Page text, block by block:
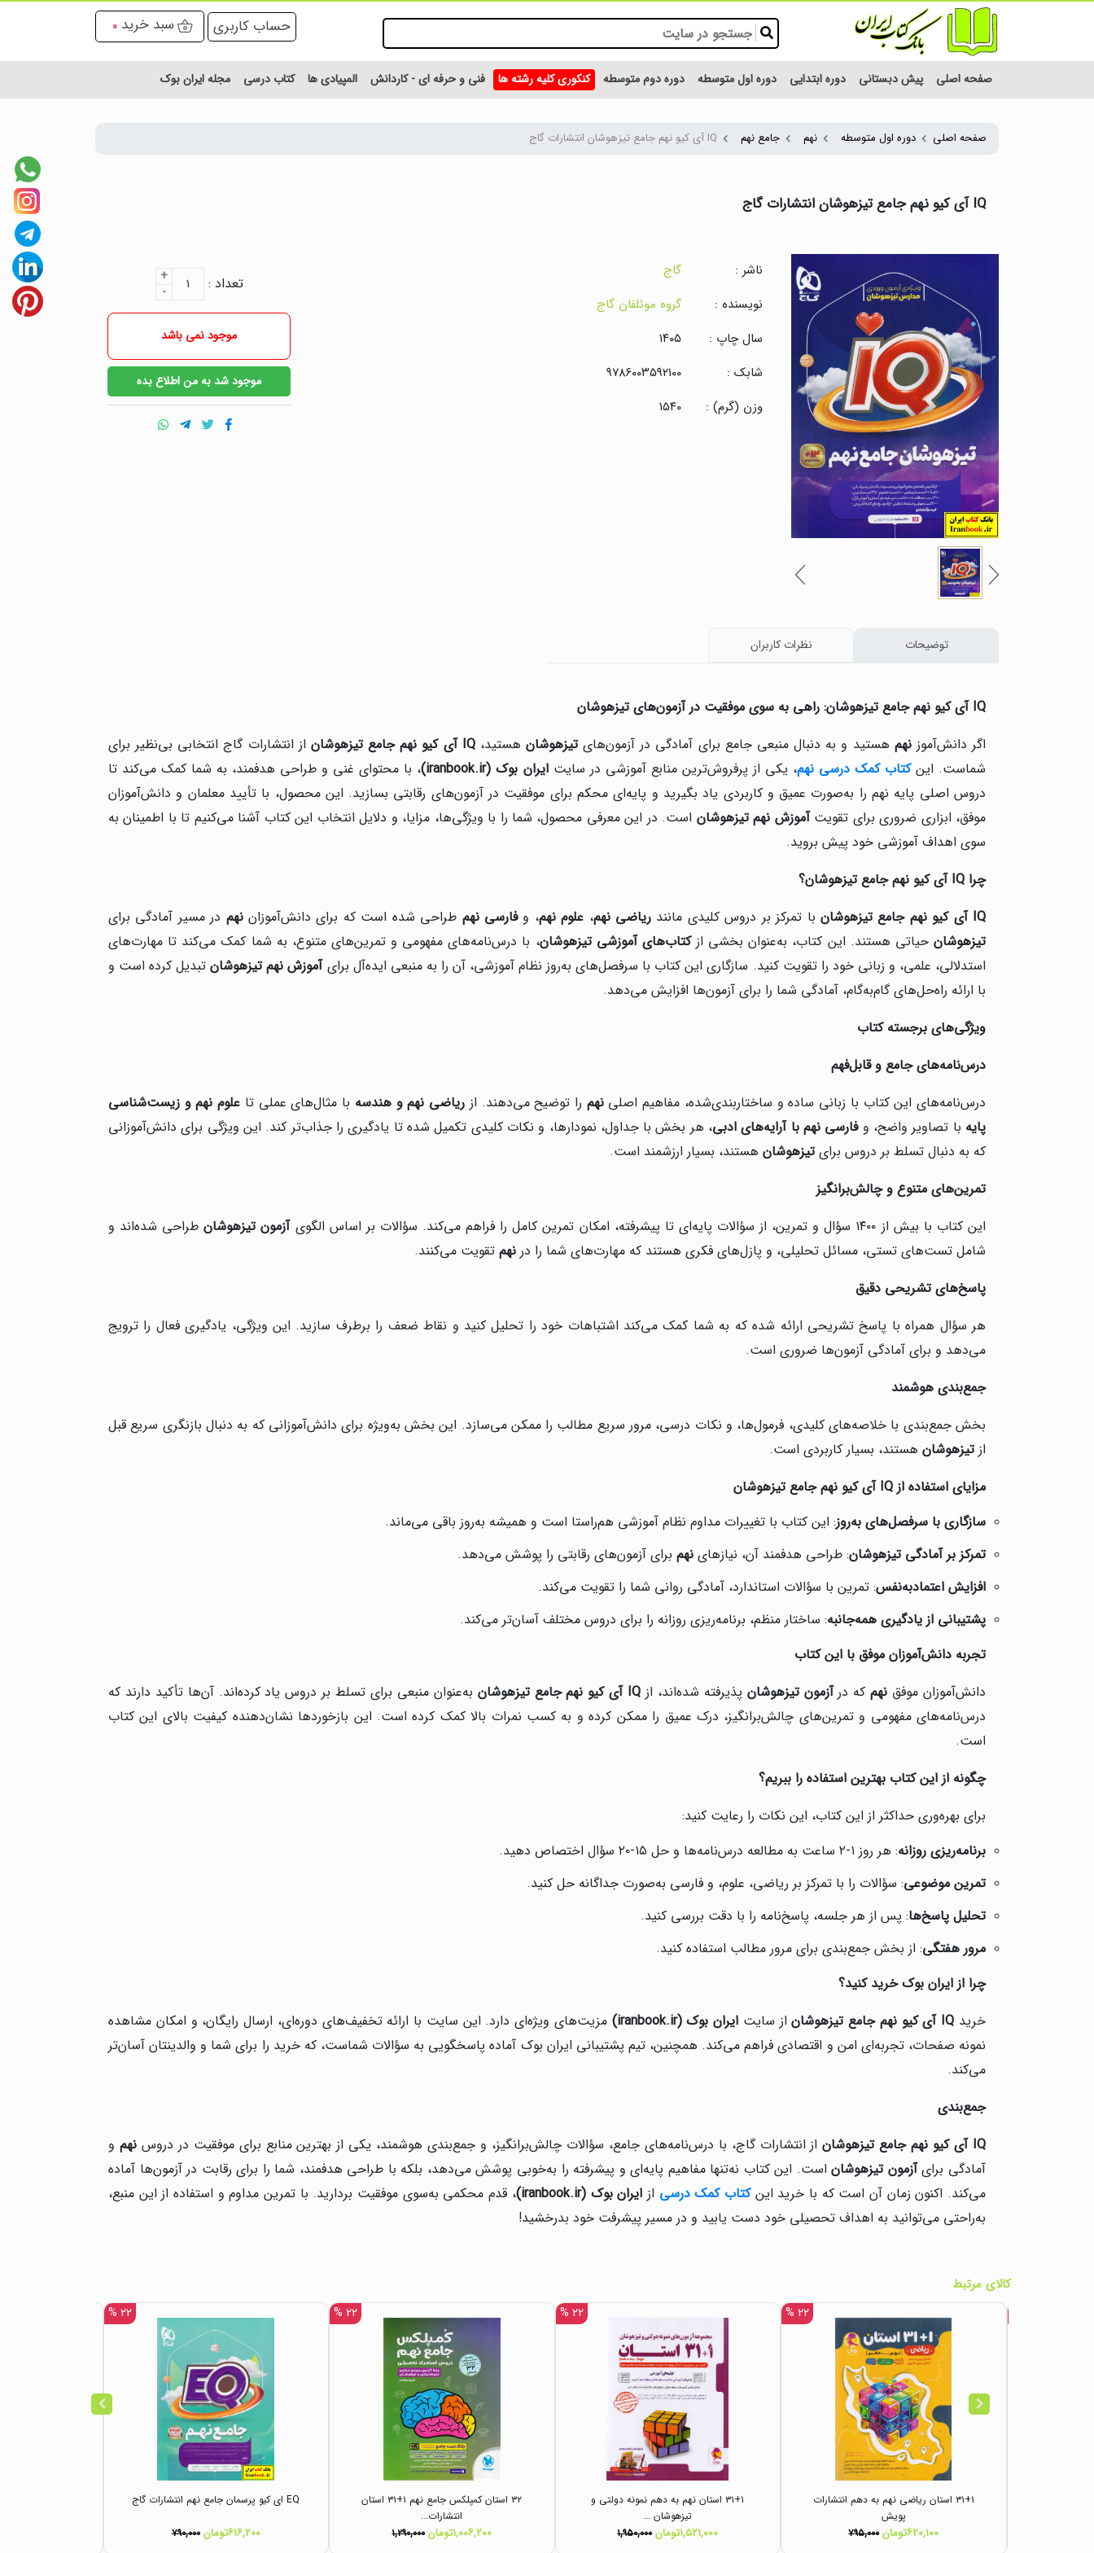
حساب کاربری سبد خرید 0
صفحه اصلی پیش دبستانی دوره ابتدایی دوره اول متوسطه دوره دوم متوسطه کنکوری کلیه رشته ها فنی و حرفه ای - کاردانش المپیادی ها کتاب درسی مجله ایران بوک
صفحه اصلی دوره اول متوسطه نهم جامع نهم IQ آی کیو نهم جامع تیزهوشان انتشارات گاج
IQ آی کیو نهم جامع تیزهوشان انتشارات گاج
ناشر : گاج
نویسنده : گروه موئلفان گاج
سال چاپ : ۱۴۰۵
شابک : ۹۷۸۶۰۰۳۵۹۲۱۰۰
وزن (گرم) : ۱۵۴۰
تعداد : ۱
+
-
موجود نمی باشد
موجود شد به من اطلاع بده
توضیحات نظرات کاربران
IQ آی کیو نهم جامع تیزهوشان: راهی به سوی موفقیت در آزمون‌های تیزهوشان
اگر دانش‌آموزنهم هستید و به دنبال منبعی جامع برای آمادگی در آزمون‌هایتیزهوشانهستید،IQ آی کیو نهم جامع تیزهوشان از انتشارات گاج انتخابی بی‌نظیر برای
شماست. اینکتاب کمک درسی نهم، یکی از پرفروش‌ترین منابع آموزشی در سایتایران بوک(iranbook.ir)
، با محتوای غنی و طراحی هدفمند، به شما کمک می‌کند تا
دروس اصلی پایه نهم را به‌صورت عمیق و کاربردی یاد بگیرید و پایه‌ای محکم برای موفقیت در آزمون‌های رقابتی بسازید. این محصول، با تأیید معلمان و دانش‌آموزان
موفق، ابزاری ضروری برای تقویتآموزش نهم تیزهوشان است. در این معرفی محصول، شما را با ویژگی‌ها، مزایا، و دلایل انتخاب این کتاب آشنا می‌کنیم تا با اطمینان به
سوی اهداف آموزشی خود پیش بروید.
چرا آی کیو نهم جامع تیزهوشان؟
IQ آی کیو نهم جامع تیزهوشان با تمرکز بر دروس کلیدی مانند ریاضی نهم، علوم نهم، وفارسی نهم طراحی شده است که برای دانش‌آموزاننهم در مسیر آمادگی برای
تیزهوشانحیاتی هستند. این کتاب، به‌عنوان بخشی ازکتاب‌های آموزشی تیزهوشان، با درس‌نامه‌های مفهومی و تمرین‌های متنوع، به شما کمک می‌کند تا مهارت‌های
استدلالی، علمی، و زبانی خود را تقویت کنید. سازگاری این کتاب با سرفصل‌های به‌روز نظام آموزشی، آن را به منبعی ایده‌آل برای آموزش نهم تیزهوشانتبدیل کرده است و
با ارائه راه‌حل‌های گام‌به‌گام، آمادگی شما را برای آزمون‌ها افزایش می‌دهد.
ویژگی‌های برجسته کتاب
درس‌نامه‌های جامع و قابل‌فهم
درس‌نامه‌های این کتاب با زبانی ساده و ساختاربندی‌شده، مفاهیم اصلینهم را توضیح می‌دهند. از ریاضی نهم و هندسه با مثال‌های عملی تا علوم نهم و زیست‌شناسی
پایه با تصاویر واضح، وفارسی نهم با آرایه‌های ادبی، هر بخش با جداول، نمودارها، و نکات کلیدی تکمیل شده تا یادگیری را جذاب‌تر کند. این ویژگی برای دانش‌آموزانی
که به دنبال تسلط بر دروس برایتیزهوشان هستند، بسیار ارزشمند است.
تمرین‌های متنوع و چالش‌برانگیز
این کتاب با بیش از ۱۴۰۰ سؤال و تمرین، از سؤالات پایه‌ای تا پیشرفته، امکان تمرین کامل را فراهم می‌کند. سؤالات بر اساس الگوی آزمون تیزهوشانطراحی شده‌اند و
شامل تست‌های تستی، مسائل تحلیلی، و پازل‌های فکری هستند که مهارت‌های شما را در نهم تقویت می‌کنند.
پاسخ‌های تشریحی دقیق
هر سؤال همراه با پاسخ تشریحی ارائه شده که به شما کمک می‌کند اشتباهات خود را تحلیل کنید و نقاط ضعف را برطرف سازید. این ویژگی، یادگیری فعال را ترویج
می‌دهد و برای آمادگی آزمون‌ها ضروری است.
جمع‌بندی هوشمند
بخش جمع‌بندی با خلاصه‌های کلیدی، فرمول‌ها، و نکات درسی، مرور سریع مطالب را ممکن می‌سازد. این بخش به‌ویژه برای دانش‌آموزانی که به دنبال بازنگری سریع قبل
ازتیزهوشان هستند، بسیار کاربردی است.
مزایای استفاده از آی کیو نهم جامع تیزهوشان
سازگاری با سرفصل‌های به‌روز: این کتاب با تغییرات مداوم نظام آموزشی هم‌راستا است و همیشه به‌روز باقی می‌ماند.
تمرکز بر آمادگی تیزهوشان: طراحی هدفمند آن، نیازهای نهم برای آزمون‌های رقابتی را پوشش می‌دهد.
افزایش اعتمادبه‌نفس: تمرین با سؤالات استاندارد، آمادگی روانی شما را تقویت می‌کند.
پشتیبانی از یادگیری همه‌جانبه: ساختار منظم، برنامه‌ریزی روزانه را برای دروس مختلف آسان‌تر می‌کند.
تجربه دانش‌آموزان موفق با این کتاب
دانش‌آموزان موفق نهمکه درآزمون تیزهوشان پذیرفته شده‌اند، از IQ آی کیو نهم جامع تیزهوشان به‌عنوان منبعی برای تسلط بر دروس یاد کرده‌اند. آن‌ها تأکید دارند که
درس‌نامه‌های مفهومی و تمرین‌های چالش‌برانگیز، درک عمیق را ممکن کرده و به کسب نمرات بالا کمک کرده است. این بازخوردها نشان‌دهنده کیفیت بالای این کتاب
است.
چگونه از این کتاب بهترین استفاده را ببریم؟
برای بهره‌وری حداکثر از این کتاب، این نکات را رعایت کنید:
برنامه‌ریزی روزانه: هر روز ۱-۲ ساعت به مطالعه درس‌نامه‌ها و حل ۱۵-۲۰ سؤال اختصاص دهید.
تمرین موضوعی: سؤالات را با تمرکز بر ریاضی، علوم، و فارسی به‌صورت جداگانه حل کنید.
تحلیل پاسخ‌ها: پس از هر جلسه، پاسخ‌نامه را با دقت بررسی کنید.
مرور هفتگی: از بخش جمع‌بندی برای مرور مطالب استفاده کنید.
چرا از ایران بوک خرید کنید؟
خرید IQ آی کیو نهم جامع تیزهوشاناز سایت ایران بوک(iranbook.ir)
مزیت‌های ویژه‌ای دارد. این سایت با ارائه تخفیف‌های دوره‌ای، ارسال رایگان، و امکان مشاهده
نمونه صفحات، تجربه‌ای امن و اقتصادی فراهم می‌کند. همچنین، تیم پشتیبانی ایران بوک آماده پاسخگویی به سؤالات شماست، که خرید را برای شما و والدینتان آسان‌تر
می‌کند.
جمع‌بندی
IQ آی کیو نهم جامع تیزهوشاناز انتشارات گاج، با درس‌نامه‌های جامع، سؤالات چالش‌برانگیز، و جمع‌بندی هوشمند، یکی از بهترین منابع برای موفقیت در دروسنهم و
آمادگی برایآزمون تیزهوشاناست. این کتاب نه‌تنها مفاهیم پایه‌ای و پیشرفته را به‌خوبی پوشش می‌دهد، بلکه با طراحی هدفمند، شما را برای رقابت در آزمون‌ها آماده
می‌کند. اکنون زمان آن است که با خرید اینکتاب کمک درسی از ایران بوک (iranbook.ir)
، قدم محکمی به‌سوی موفقیت بردارید. با تمرین مداوم و استفاده از این منبع،
به‌راحتی می‌توانید به اهداف تحصیلی خود دست یابید و در مسیر پیشرفت خود بدرخشید!
کالای مرتبط
۲۲ %
۳۱+۱ استان ریاضی نهم به دهم انتشارات
پویش
۶۲۰,۱۰۰تومان ۷۹۵,۰۰۰
۲۲ %
۳۱+۱ استان نهم به دهم نمونه دولتی و
تیزهوشان ...
۱,۵۲۱,۰۰۰تومان ۱,۹۵۰,۰۰۰
۲۲ %
۳۲ استان کمپلکس جامع نهم ۱+۳۱ استان
انتشارات...
۱,۰۰۶,۲۰۰تومان ۱,۲۹۰,۰۰۰
۲۲ %
EQ ای کیو پرسمان جامع نهم انتشارات گاج
۶۱۶,۲۰۰تومان ۷۹۰,۰۰۰